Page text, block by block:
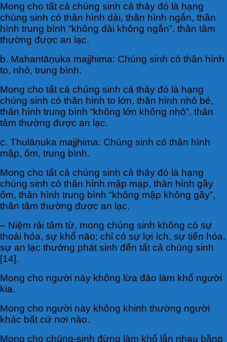
Mong cho tất cả chúng sinh cả thảy đó là hạng
chúng sinh có thân hình dài, thân hình ngắn, thân
hình trung bình “không dài không ngắn”, thân tâm
thường được an lạc.
b. Mahantāṇuka majjhima: Chúng sinh có thân hình
to, nhỏ, trung bình.
Mong cho tất cả chúng sinh cả thảy đó là hạng
chúng sinh có thân hình to lớn, thân hình nhỏ bé,
thân hình trung bình “không lớn không nhỏ”, thân
tâm thường được an lạc.
c. Thulāṇuka majjhima: Chúng sinh có thân hình
mập, ốm, trung bình.
Mong cho tất cả chúng sinh cả thảy đó là hạng
chúng sinh có thân hình mập mạp, thân hình gầy
ốm, thân hình trung bình “không mập không gầy”,
thân tâm thường được an lạc.
– Niệm rải tâm từ, mong chúng sinh không có sự
thoái hóa, sự khổ não; chỉ có sự lợi ích, sự tiến hóa,
sự an lạc thường phát sinh đến tất cả chúng sinh
[14].
Mong cho người này không lừa đảo làm khổ người
kia.
Mong cho người này không khinh thường người
khác bất cứ nơi nào.
Mong cho chúng-sinh đừng làm khổ lẫn nhau bằng